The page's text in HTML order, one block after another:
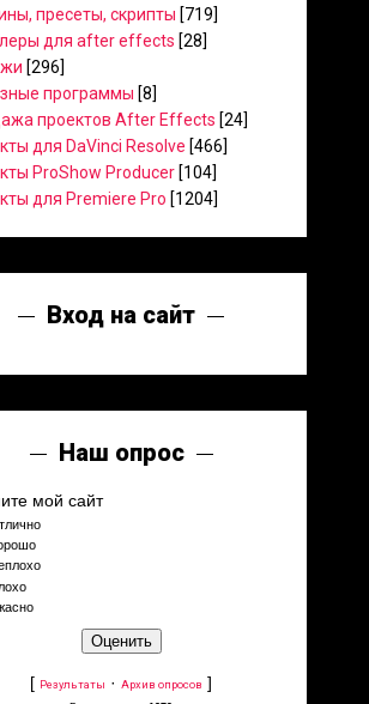
пресеты, скрипты [719]
для after effects [28]
[296]
программы [8]
проектов After Effects [24]
для DaVinci Resolve [466]
ProShow Producer [104]
для Premiere Pro [1204]
Вход на сайт
Наш опрос
мой сайт
[ Результаты · Архив опросов ]